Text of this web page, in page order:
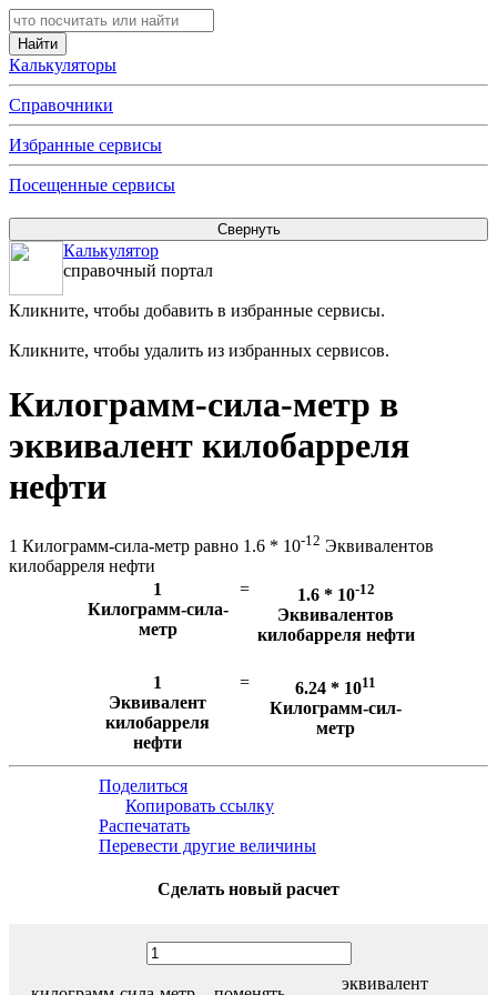
Калькуляторы
Справочники
Избранные сервисы
Посещенные сервисы
Калькулятор
справочный портал
Кликните, чтобы добавить в избранные сервисы.
Кликните, чтобы удалить из избранных сервисов.
Килограмм-сила-метр в
эквивалент килобарреля
нефти
1 Килограмм-сила-метр равно 1.6 * 10-12 Эквивалентов
килобарреля нефти
1
Килограмм-сила-
метр
= 1.6 * 10-12
Эквивалентов
килобарреля нефти
1
Эквивалент
килобарреля
нефти
= 6.24 * 1011
Килограмм-сил-
метр
Поделиться
Копировать ссылку
Распечатать
Перевести другие величины
Сделать новый расчет
эквивалент